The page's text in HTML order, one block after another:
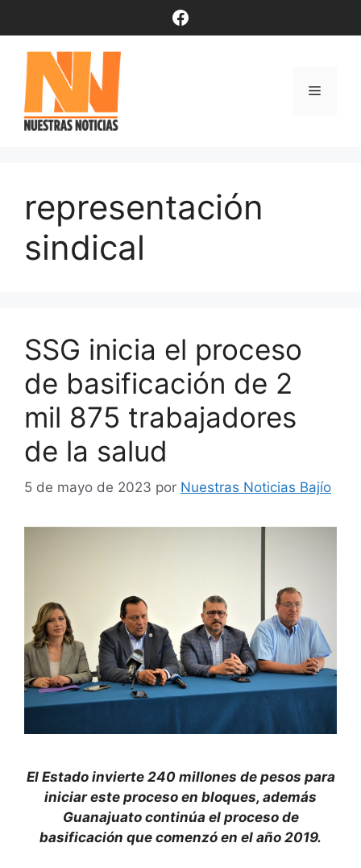
contenido
Facebook
Menú
representación
sindical
SSG inicia el proceso
de basificación de 2
mil 875 trabajadores
de la salud
5 de mayo de 2023 por Nuestras Noticias Bajío
El Estado invierte 240 millones de pesos para
iniciar este proceso en bloques, además
Guanajuato continúa el proceso de
basificación que comenzó en el año 2019.